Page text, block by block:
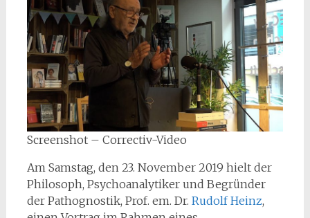
Screenshot – Correctiv-Video
Am Samstag, den 23. November 2019 hielt der
Philosoph, Psychoanalytiker und Begründer
der Pathognostik, Prof. em. Dr. Rudolf Heinz,